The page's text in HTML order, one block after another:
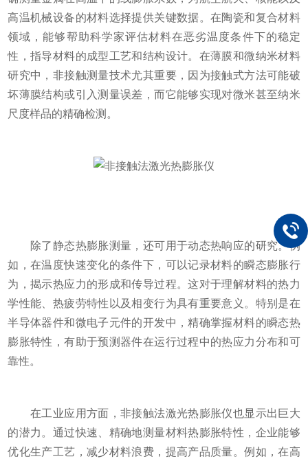
高温机械设备的材料选择提供关键数据。在陶瓷和复合材料
领域，能够帮助科学家评估材料在恶劣温度条件下的稳定
性，指导材料的成型工艺和结构设计。在薄膜和微纳米材料
研究中，非接触测量技术尤其重要，因为接触式方法可能破
坏薄膜结构或引入测量误差，而它能够实现对微米甚至纳米
尺度样品的精确检测。
除了静态热膨胀测量，还可用于动态热响应的研究。例
如，在温度快速变化的条件下，可以记录材料的瞬态膨胀行
为，揭示热应力的形成和传导过程。这对于理解材料的热力
学性能、热疲劳特性以及相变行为具有重要意义。特别是在
半导体器件和微电子元件的开发中，精确掌握材料的瞬态热
膨胀特性，有助于预测器件在运行过程中的热应力分布和可
靠性。
在工业应用方面，非接触法激光热膨胀仪也显示出巨大
的潜力。通过快速、精确地测量材料热膨胀特性，企业能够
优化生产工艺，减少材料浪费，提高产品质量。例如，在高